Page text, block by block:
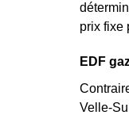
prix fixe
EDF
Velle-